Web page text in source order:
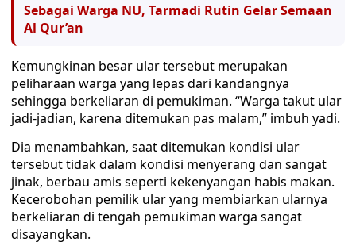
Sebagai Warga NU, Tarmadi Rutin Gelar Semaan
Al Qur’an
Kemungkinan besar ular tersebut merupakan
peliharaan warga yang lepas dari kandangnya
sehingga berkeliaran di pemukiman. “Warga takut ular
jadi-jadian, karena ditemukan pas malam,” imbuh yadi.
Dia menambahkan, saat ditemukan kondisi ular
tersebut tidak dalam kondisi menyerang dan sangat
jinak, berbau amis seperti kekenyangan habis makan.
Kecerobohan pemilik ular yang membiarkan ularnya
berkeliaran di tengah pemukiman warga sangat
disayangkan.